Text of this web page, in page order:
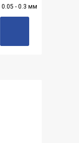
0.05 - 0.3 мм